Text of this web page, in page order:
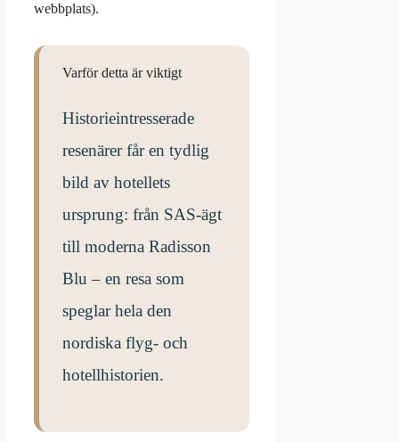
webbplats).
Varför detta är viktigt
Historieintresserade
resenärer får en tydlig
bild av hotellets
ursprung: från SAS-ägt
till moderna Radisson
Blu – en resa som
speglar hela den
nordiska flyg- och
hotellhistorien.